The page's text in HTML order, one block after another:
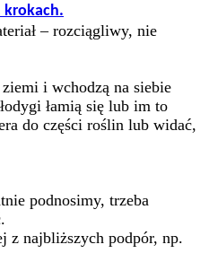
krokach.
– rozciągliwy, nie
i wchodzą na siebie
łamią się lub im to
do części roślin lub widać,
podnosimy, trzeba
z najbliższych podpór, np.